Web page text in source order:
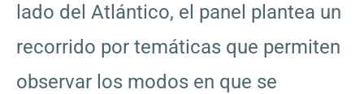
lado del Atlántico, el panel plantea un
recorrido por temáticas que permiten
observar los modos en que se